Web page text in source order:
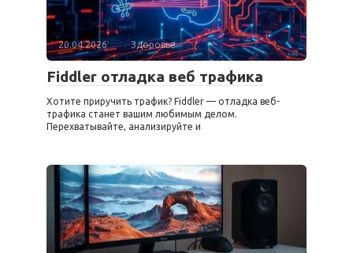
20.04.2026 Здоровье
Fiddler отладка веб трафика
Хотите приручить трафик? Fiddler — отладка веб-
трафика станет вашим любимым делом.
Перехватывайте, анализируйте и